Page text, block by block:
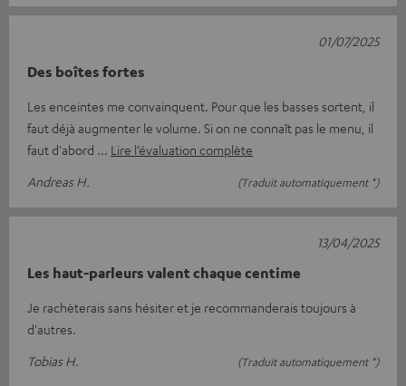
Des boîtes fortes
Les enceintes me convainquent. Pour que les basses sortent, il
faut déjà augmenter le volume. Si on ne connaît pas le menu, il
faut d'abord
Lire l’évaluation complète
Andreas H.
(Traduit automatiquement *)
01/07/2025
Les haut-parleurs valent chaque centime
Je rachèterais sans hésiter et je recommanderais toujours à
d'autres.
Tobias H.
(Traduit automatiquement *)
13/04/2025